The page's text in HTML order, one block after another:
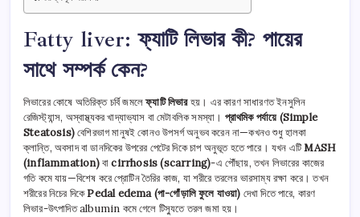
Fatty liver: ফ্যাটি লিভার কী? পায়ের
সাথে সম্পর্ক কেন?
লিভারের কোষে অতিরিক্ত চর্বি জমলেফ্যাটি লিভারহয়। এর কারণ সাধারণত ইনসুলিন
রেজিস্ট্যান্স, অস্বাস্থ্যকর খাদ্যাভ্যাস বা মেটাবলিক সমস্যা। প্রাথমিক পর্যায়ে (Simple
Steatosis)বেশিরভাগ মানুষই কোনও উপসর্গ অনুভব করেন না—কখনও শুধু হালকা
ক্লান্তি, অবসাদ বা ডানদিকের উপরের পেটের দিকে চাপ অনুভূত হতে পারে। যখন এটিMASH
(inflammation)বাcirrhosis (scarring)-এ পৌঁছায়, তখন লিভারের কাজের
গতি কমে যায়—বিশেষ করে প্রোটিন তৈরির কাজ, যা শরীরে তরলের ভারসাম্য রক্ষা করে। তখন
শরীরের নিচের দিকেPedal edema (পা-গোঁড়ালি ফুলে যাওয়া) দেখা দিতে পারে, কারণ
লিভার-উৎপাদিত albumin কমে গেলে টিস্যুতে তরল জমা হয়।